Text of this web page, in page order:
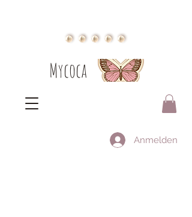
Mycoca
Anmelden